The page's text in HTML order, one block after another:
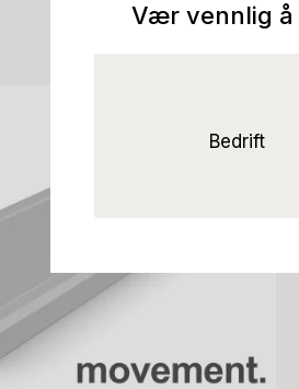
Vær vennlig å
Bedrift